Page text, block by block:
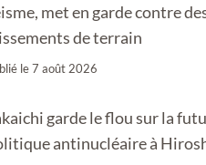
met en garde contre
de terrain
le7 août 2026
garde le flou sur la
antinucléaire à